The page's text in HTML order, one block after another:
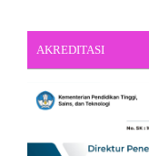
AKREDITASI